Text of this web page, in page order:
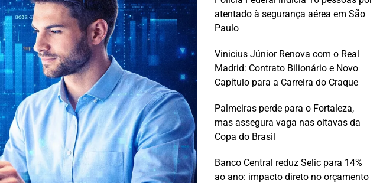
atentado à segurança aérea em São
Paulo
Vinicius Júnior Renova com o Real
Madrid: Contrato Bilionário e Novo
Capítulo para a Carreira do Craque
Palmeiras perde para o Fortaleza,
mas assegura vaga nas oitavas da
Copa do Brasil
Banco Central reduz Selic para 14%
ao ano: impacto direto no orçamento